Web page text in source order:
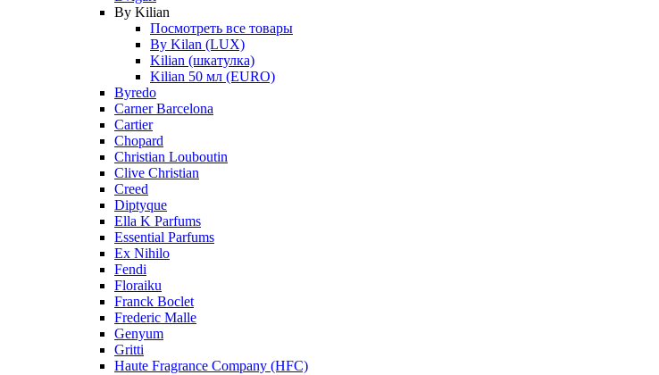
By Kilian
Посмотреть все товары
By Kilan (LUX)
Kilian (шкатулка)
Kilian 50 мл (EURO)
Byredo
Carner Barcelona
Cartier
Chopard
Christian Louboutin
Clive Christian
Creed
Diptyque
Ella K Parfums
Essential Parfums
Ex Nihilo
Fendi
Floraiku
Franck Boclet
Frederic Malle
Genyum
Gritti
Haute Fragrance Company (HFC)